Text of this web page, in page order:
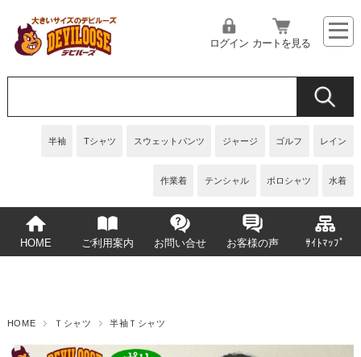
半袖 Tシャツ スウェットパンツ ジャージ ゴルフ レイン
作業着 テンシャル ポロシャツ 水着
ログイン カートを見る
HOME ご利用案内 お問い合せ お客様の声 ｻｲﾄﾏｯﾌﾟ
HOME Ｔシャツ 半袖Ｔシャツ